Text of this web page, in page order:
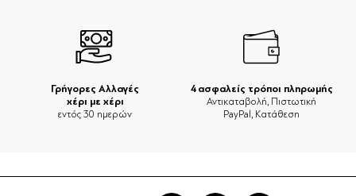
Γρήγορες Αλλαγές
χέρι με χέρι
εντός 30 ημερών
4 ασφαλείς τρόποι πληρωμής
Αντικαταβολή, Πιστωτική
PayPal, Κατάθεση